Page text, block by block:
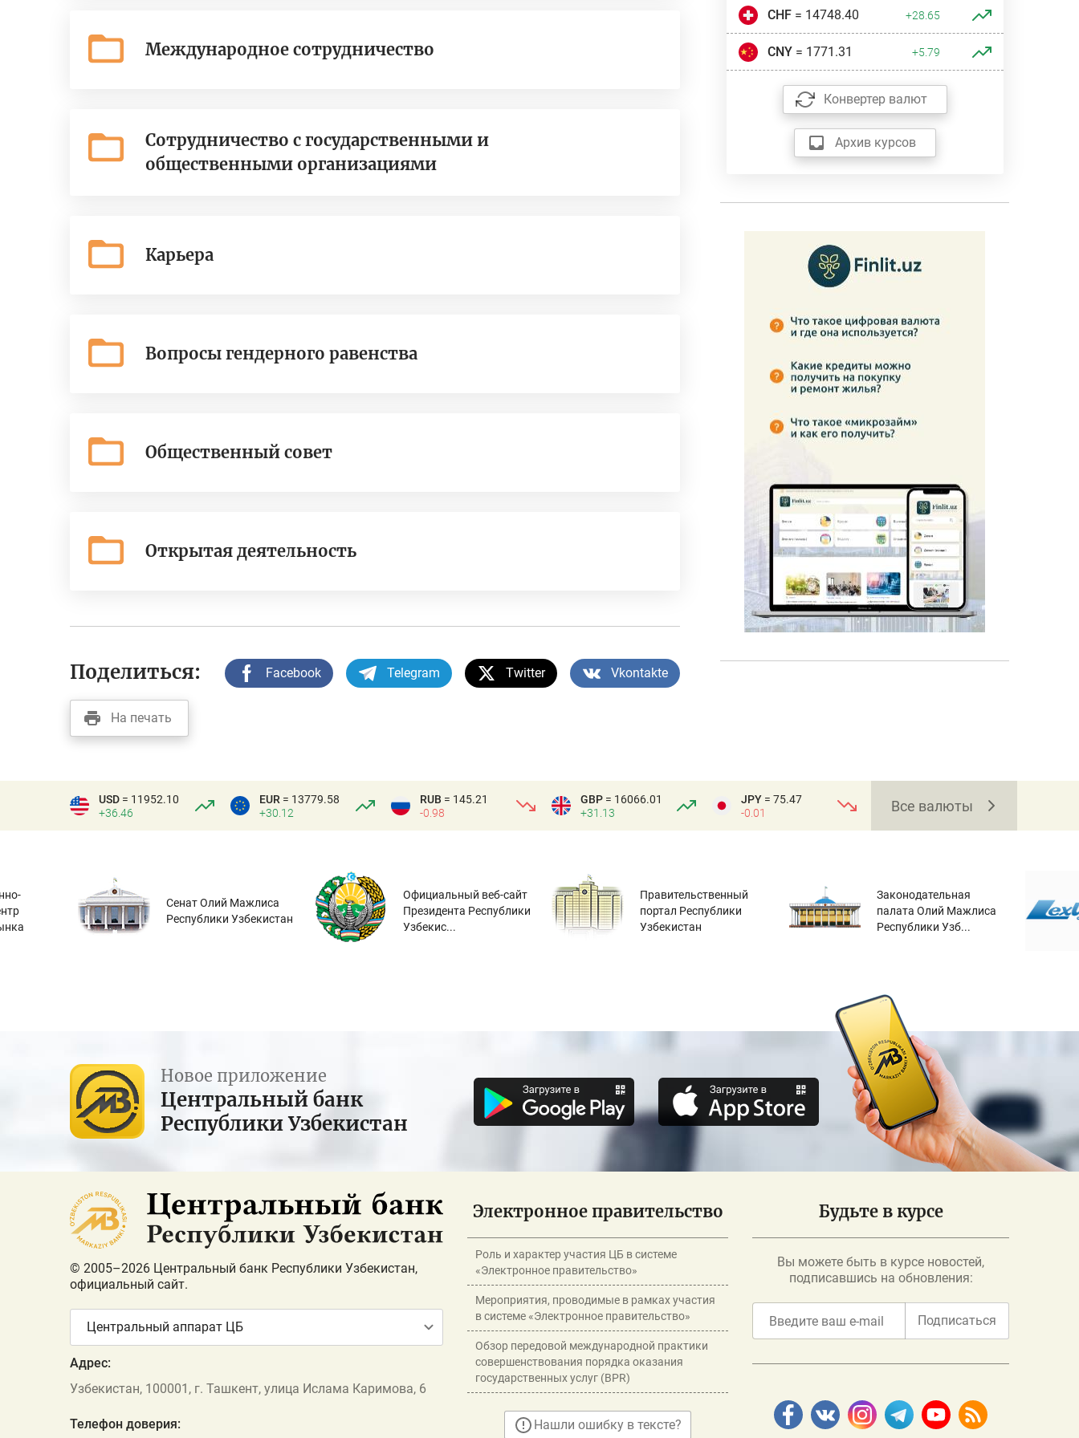
Международное сотрудничество
Сотрудничество с государственными и
общественными организациями
Карьера
Вопросы гендерного равенства
Общественный совет
Открытая деятельность
Поделиться: Facebook Telegram Twitter Vkontakte
На печать
CHF= 14748.40 +28.65
CNY= 1771.31 +5.79
Конвертер валют
Архив курсов
USD = 11952.10
+36.46
EUR = 13779.58
+30.12
RUB = 145.21
-0.98
GBP = 16066.01
+31.13
JPY = 75.47
-0.01
Все валюты
Сенат Олий Мажлиса
Республики Узбекистан
Официальный веб-сайт
Президента Республики
Узбекис...
Правительственный
портал Республики
Узбекистан
Законодательная
палата Олий Мажлиса
Республики Узб...
Новое приложение
Центральный банк
Республики Узбекистан
© 2005–2026 Центральный банк Республики Узбекистан,
официальный сайт.
Центральный аппарат ЦБ
Адрес:
Узбекистан, 100001, г. Ташкент, улица Ислама Каримова, 6
Телефон доверия:
Электронное правительство
Роль и характер участия ЦБ в системе
«Электронное правительство»
Мероприятия, проводимые в рамках участия
в системе «Электронное правительство»
Обзор передовой международной практики
совершенствования порядка оказания
государственных услуг (BPR)
Нашли ошибку в тексте?
Будьте в курсе
Вы можете быть в курсе новостей,
подписавшись на обновления:
Подписаться